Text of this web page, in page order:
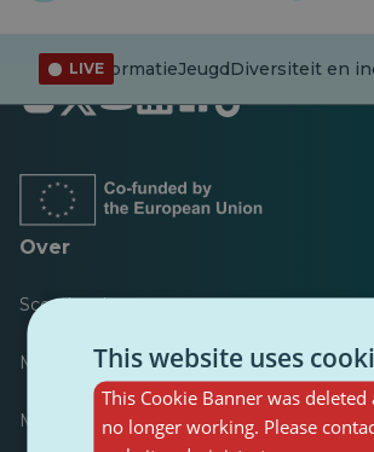
LIVE
DesinformatieJeugdDiversiteit en
Opent
in
tabblad
Opent
in
tabblad
Opent
in
tabblad
in
tabblad
in
tabblad
in
Over
Scorebord
Meest gepubliceerd
Meest gevolgd
This website uses
This Cookie Banner was deleted
no longer working. Please